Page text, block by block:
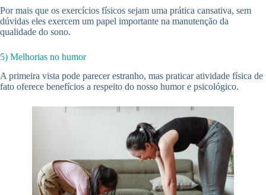
Por mais que os exercícios físicos sejam uma prática cansativa, sem
dúvidas eles exercem um papel importante na manutenção da
qualidade do sono.
5) Melhorias no humor
A primeira vista pode parecer estranho, mas praticar atividade física de
fato oferece benefícios a respeito do nosso humor e psicológico.